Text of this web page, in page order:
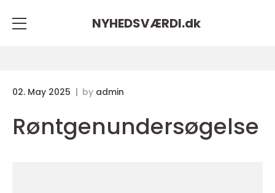
NYHEDSVÆRDI.dk
02. May 2025 by admin
Røntgenundersøgelse